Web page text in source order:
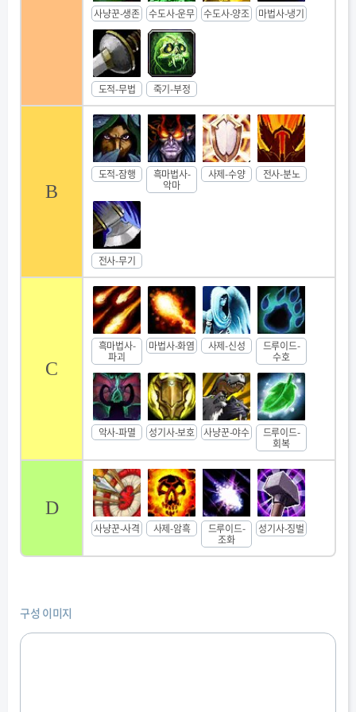
사냥꾼-생존 수도사-운무 수도사-양조 마법사-냉기
도적-무법 죽기-부정
B
도적-잠행 흑마법사-
악마
사제-수양 전사-분노
전사-무기
C
흑마법사-
파괴
마법사-화염 사제-신성 드루이드-
수호
악사-파멸 성기사-보호 사냥꾼-야수 드루이드-
회복
D
사냥꾼-사격 사제-암흑 드루이드-
조화
성기사-징벌
구성 이미지